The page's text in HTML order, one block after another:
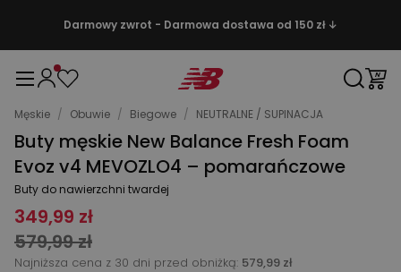
Darmowy zwrot - Darmowa dostawa od 150 zł ↓
Męskie / Obuwie / Biegowe / NEUTRALNE / SUPINACJA
Buty męskie New Balance Fresh Foam
Evoz v4 MEVOZLO4 – pomarańczowe
Buty do nawierzchni twardej
349,99 zł
579,99 zł
Najniższa cena z 30 dni przed obniżką: 579,99 zł